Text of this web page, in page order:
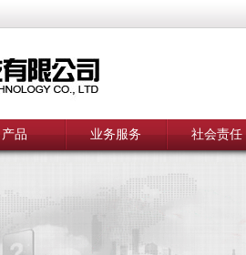
产品 业务服务 社会责任